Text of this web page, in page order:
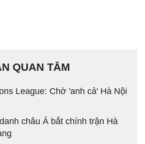
QUAN TÂM
League: Chờ 'anh cả' Hà Nội
châu Á bắt chính trận Hà